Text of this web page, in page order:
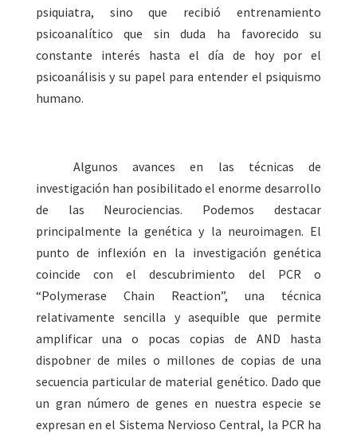
psiquiatra, sino que recibió entrenamiento
psicoanalítico que sin duda ha favorecido su
constante interés hasta el día de hoy por el
psicoanálisis y su papel para entender el psiquismo
humano.
Algunos avances en las técnicas de
investigación han posibilitado el enorme desarrollo
de las Neurociencias. Podemos destacar
principalmente la genética y la neuroimagen. El
punto de inflexión en la investigación genética
coincide con el descubrimiento del PCR o
“Polymerase Chain Reaction”, una técnica
relativamente sencilla y asequible que permite
amplificar una o pocas copias de AND hasta
dispobner de miles o millones de copias de una
secuencia particular de material genético. Dado que
un gran número de genes en nuestra especie se
expresan en el Sistema Nervioso Central, la PCR ha